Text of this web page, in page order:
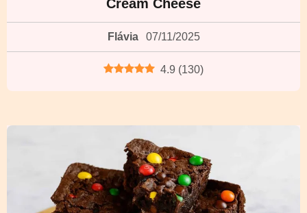
Cream Cheese
Flávia 07/11/2025
4.9 (130)